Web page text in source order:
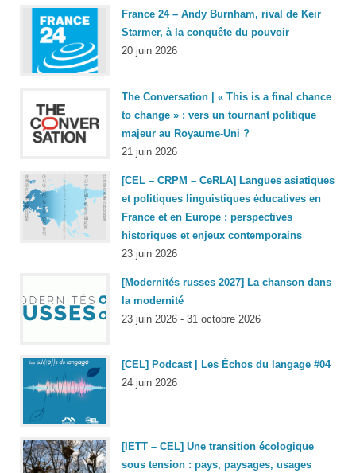
France 24 – Andy Burnham, rival de Keir
Starmer, à la conquête du pouvoir
20 juin 2026
The Conversation | « This is a final chance
to change » : vers un tournant politique
majeur au Royaume-Uni ?
21 juin 2026
[CEL – CRPM – CeRLA] Langues asiatiques
et politiques linguistiques éducatives en
France et en Europe : perspectives
historiques et enjeux contemporains
23 juin 2026
[Modernités russes 2027] La chanson dans
la modernité
23 juin 2026 - 31 octobre 2026
[CEL] Podcast | Les Échos du langage #04
24 juin 2026
[IETT – CEL] Une transition écologique
sous tension : pays, paysages, usages